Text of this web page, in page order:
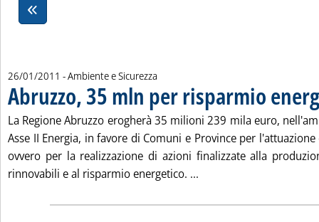
26/01/2011 - Ambiente e Sicurezza
Abruzzo, 35 mln per risparmio
La Regione Abruzzo erogherà 35 milioni 239 mila euro,
Asse II Energia, in favore di Comuni e Province per l'attuazione
ovvero per la realizzazione di azioni finalizzate alla
rinnovabili e al risparmio energetico. ...